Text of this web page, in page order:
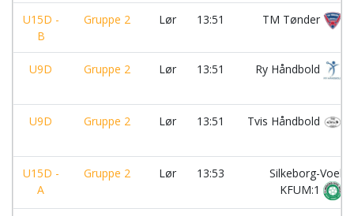
U15D -
B
Gruppe 2 Lør 13:51 TM Tønder
U9D Gruppe 2 Lør 13:51 Ry Håndbold
U9D Gruppe 2 Lør 13:51 Tvis Håndbold
U15D -
A
Gruppe 2 Lør 13:53
Silkeborg-Voel
KFUM:1